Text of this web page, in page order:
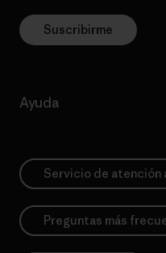
Suscribirme
Ayuda
Servicio de atención
Preguntas más